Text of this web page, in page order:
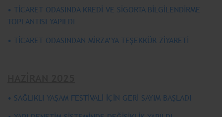
• TİCARET ODASINDA KREDİ VE SİGORTA BİLGİLENDİRME
TOPLANTISI YAPILDI
• TİCARET ODASINDAN MİRZA’YA TEŞEKKÜR ZİYARETİ
• SAĞLIKLI YAŞAM FESTİVALİ İÇİN GERİ SAYIM BAŞLADI